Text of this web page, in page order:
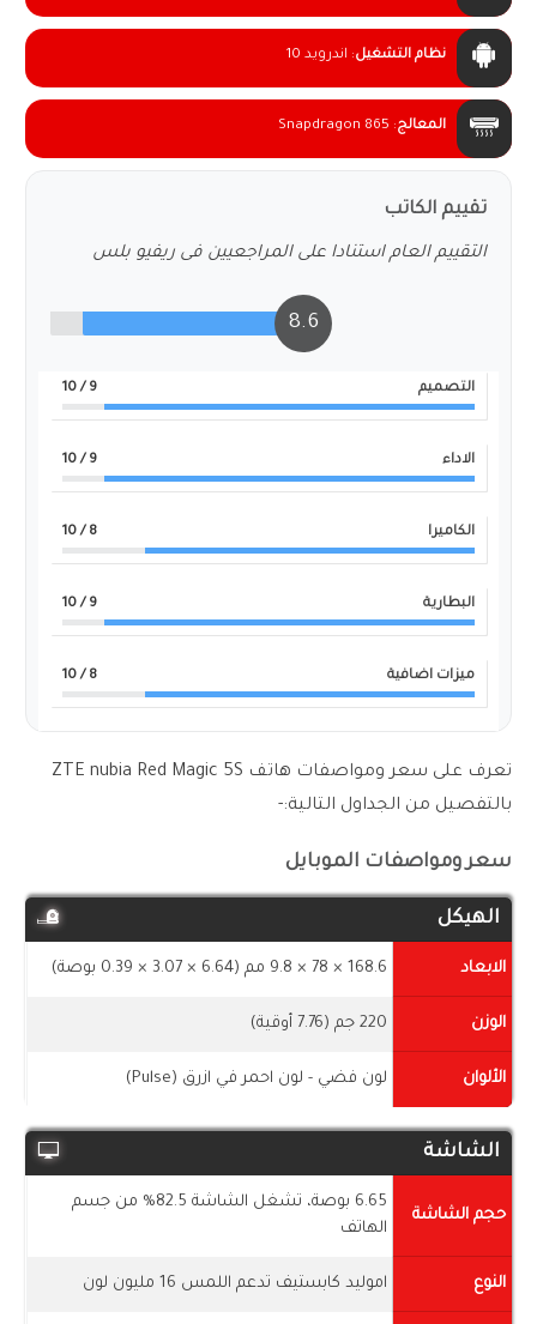
نظام التشغيل: اندرويد 10
المعالج:
Snapdragon 865
تقييم الكاتب
التقييم العام استنادا على المراجعيين فى ريفيو بلس
8.6
التصميم 9
/ 10
الاداء 9
/ 10
الكاميرا 8
/ 10
البطارية 9
/ 10
ميزات اضافية 8
/ 10
تعرف على سعر ومواصفات هاتف ZTE nubia Red Magic 5S
بالتفصيل من الجداول التالية:-
سعر ومواصفات الموبايل
الهيكل
الابعاد 168.6 × 78 × 9.8 مم (6.64 × 3.07 × 0.39 بوصة)
الوزن 220 جم (7.76 أوقية)
الألوان لون فضي - لون احمر في ازرق (Pulse)
الشاشة
حجم الشاشة
6.65 بوصة، تشغل الشاشة 82.5% من جسم
الهاتف
النوع اموليد كابستيف تدعم اللمس 16 مليون لون